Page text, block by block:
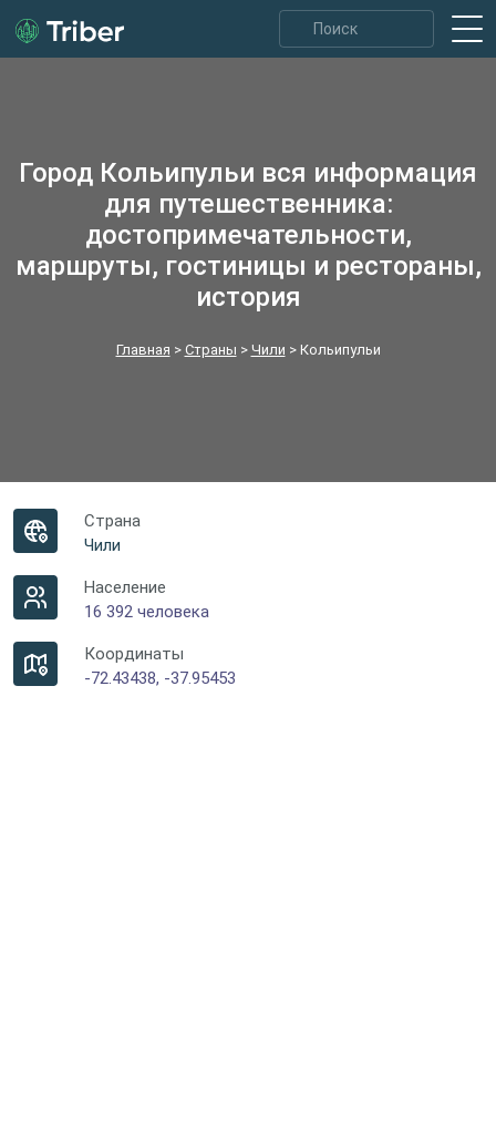
Город Кольипульи вся информация
для путешественника:
достопримечательности,
маршруты, гостиницы и рестораны,
история
Главная > Страны > Чили > Кольипульи
Страна
Чили
Население
16 392 человека
Координаты
-72.43438, -37.95453